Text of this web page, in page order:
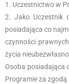
Uczestnictwo w
Jako Uczestnik
posiadająca co
czynności
życia
Osoba posiadająca
Programie za zgodą